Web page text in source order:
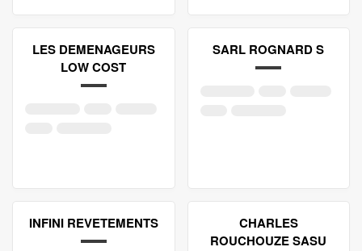
LES DEMENAGEURS
LOW COST
SARL ROGNARD S
INFINI REVETEMENTS
CHARLES
ROUCHOUZE SASU